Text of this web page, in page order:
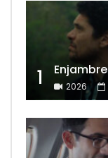
1 Enjambre
2026